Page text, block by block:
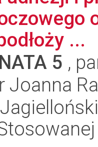
...
5 ,
Joanna